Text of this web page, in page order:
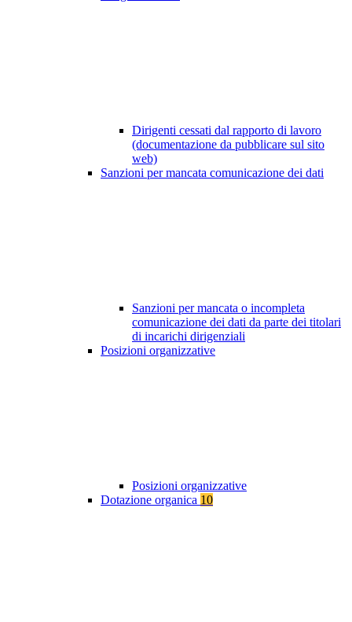
Dirigenti cessati dal rapporto di lavoro
(documentazione da pubblicare sul sito
web)
Sanzioni per mancata comunicazione dei dati
Sanzioni per mancata o incompleta
comunicazione dei dati da parte dei titolari
di incarichi dirigenziali
Posizioni organizzative
Posizioni organizzative
Dotazione organica 10